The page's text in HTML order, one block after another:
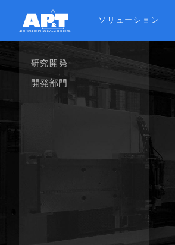
main
ソリューション
研究開発
開発部門